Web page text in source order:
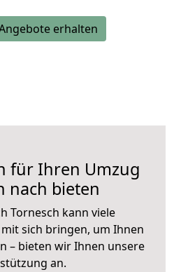
erhalten
für Ihren Umzug
nach bieten
Tornesch kann viele
sich bringen, um Ihnen
– bieten wir Ihnen unsere
an.